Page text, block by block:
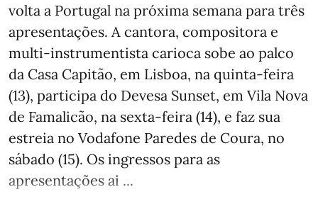
volta a Portugal na próxima semana para três
apresentações. A cantora, compositora e
multi-instrumentista carioca sobe ao palco
da Casa Capitão, em Lisboa, na quinta-feira
(13), participa do Devesa Sunset, em Vila Nova
de Famalicão, na sexta-feira (14), e faz sua
estreia no Vodafone Paredes de Coura, no
sábado (15). Os ingressos para as
apresentações ai ...